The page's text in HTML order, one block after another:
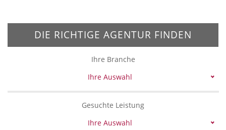
DIE RICHTIGE AGENTUR FINDEN
Ihre Branche
Ihre Auswahl
Gesuchte Leistung
Ihre Auswahl